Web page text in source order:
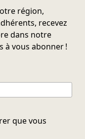
région,
recevez
dans notre
à vous abonner !
que vous